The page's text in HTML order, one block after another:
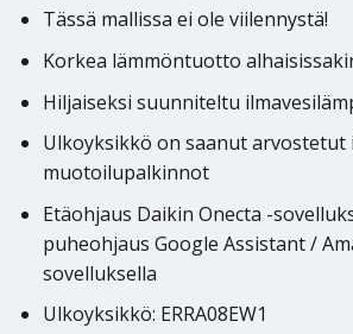
Tässä mallissa ei ole viilennystä!
Korkea lämmöntuotto
Hiljaiseksi suunniteltu
Ulkoyksikkö on saanut arvostetut
muotoilupalkinnot
Etäohjaus Daikin Onecta -
puheohjaus Google Assistant /
sovelluksella
Ulkoyksikkö: ERRA08EW1